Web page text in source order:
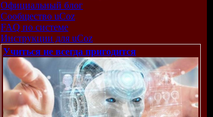
Официальный блог
Сообщество uCoz
FAQ по системе
Инструкции для uCoz
Учиться не всегда пригодится